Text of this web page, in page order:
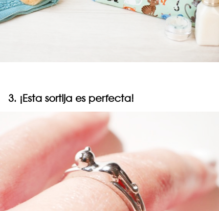
3. ¡Esta sortija es perfecta!